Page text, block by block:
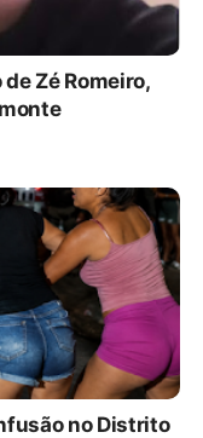
Zé Romeiro,
no Distrito